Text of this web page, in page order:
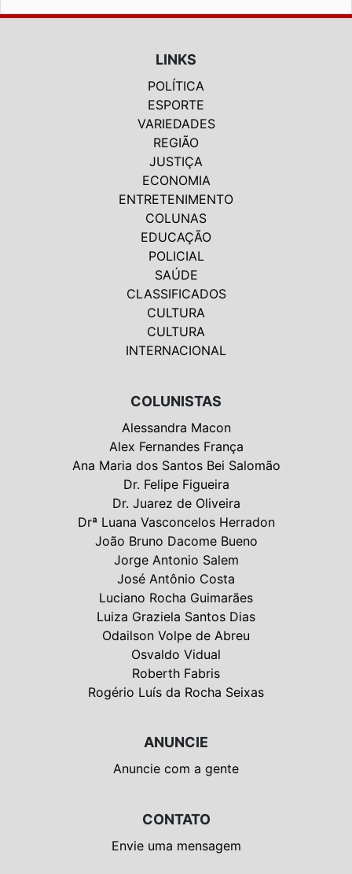
LINKS
POLÍTICA
ESPORTE
VARIEDADES
REGIÃO
JUSTIÇA
ECONOMIA
ENTRETENIMENTO
COLUNAS
EDUCAÇÃO
POLICIAL
SAÚDE
CLASSIFICADOS
CULTURA
CULTURA
INTERNACIONAL
COLUNISTAS
Alessandra Macon
Alex Fernandes França
Ana Maria dos Santos Bei Salomão
Dr. Felipe Figueira
Dr. Juarez de Oliveira
Drª Luana Vasconcelos Herradon
João Bruno Dacome Bueno
Jorge Antonio Salem
José Antônio Costa
Luciano Rocha Guimarães
Luiza Graziela Santos Dias
Odailson Volpe de Abreu
Osvaldo Vidual
Roberth Fabris
Rogério Luís da Rocha Seixas
ANUNCIE
Anuncie com a gente
CONTATO
Envie uma mensagem